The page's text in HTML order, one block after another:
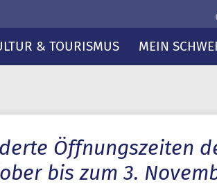
& TOURISMUS MEIN
Öffnungszeiten
bis zum 3.